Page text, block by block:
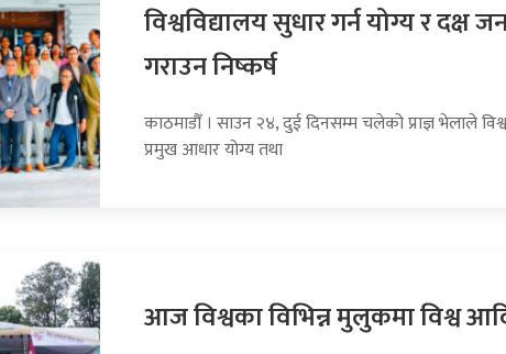
विश्वविद्यालय सुधार गर्न योग्य र दक्ष
गराउन निष्कर्ष
काठमाडौँ । साउन २४, दुई दिनसम्म चलेको प्राज्ञ भेलाले
प्रमुख आधार योग्य तथा
आज विश्वका विभिन्न मुलुकमा विश्व